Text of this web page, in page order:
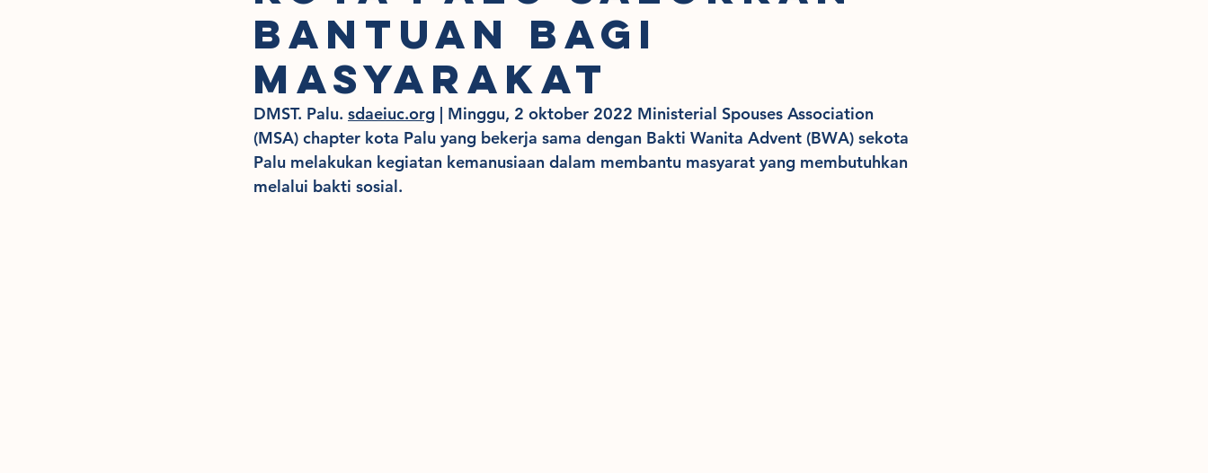
bantuan bagi
masyarakat
DMST. Palu. sdaeiuc.org | Minggu, 2 oktober 2022 Ministerial Spouses Association
(MSA) chapter kota Palu yang bekerja sama dengan Bakti Wanita Advent (BWA) sekota
Palu melakukan kegiatan kemanusiaan dalam membantu masyarat yang membutuhkan
melalui bakti sosial.